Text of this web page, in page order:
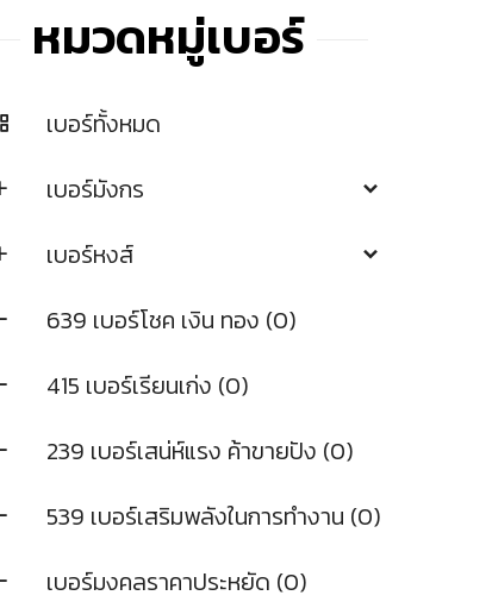
หมวดหมู่เบอร์
เบอร์ทั้งหมด
เบอร์มังกร
เบอร์หงส์
639 เบอร์โชค เงิน ทอง (0)
415 เบอร์เรียนเก่ง (0)
239 เบอร์เสน่ห์แรง ค้าขายปัง (0)
539 เบอร์เสริมพลังในการทำงาน (0)
เบอร์มงคลราคาประหยัด (0)